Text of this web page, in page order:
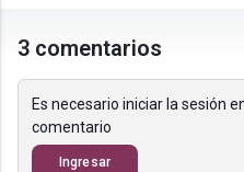
3 comentarios
Es necesario iniciar la sesión
comentario
Ingresar